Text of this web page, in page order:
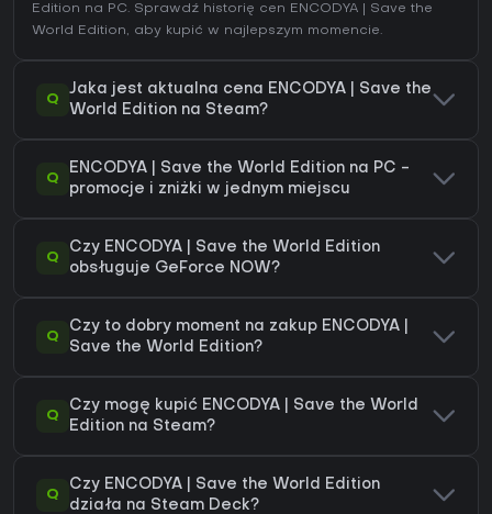
Edition na PC. Sprawdź historię cen ENCODYA | Save the
World Edition, aby kupić w najlepszym momencie.
Q
Jaka jest aktualna cena ENCODYA | Save the
World Edition na Steam?
Q
ENCODYA | Save the World Edition na PC -
promocje i zniżki w jednym miejscu
Q
Czy ENCODYA | Save the World Edition
obsługuje GeForce NOW?
Q
Czy to dobry moment na zakup ENCODYA |
Save the World Edition?
Q
Czy mogę kupić ENCODYA | Save the World
Edition na Steam?
Q
Czy ENCODYA | Save the World Edition
działa na Steam Deck?